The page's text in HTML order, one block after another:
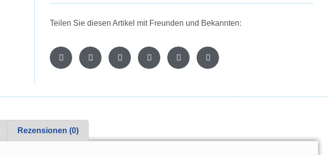
Teilen Sie diesen Artikel mit Freunden und Bekannten:
Rezensionen (0)